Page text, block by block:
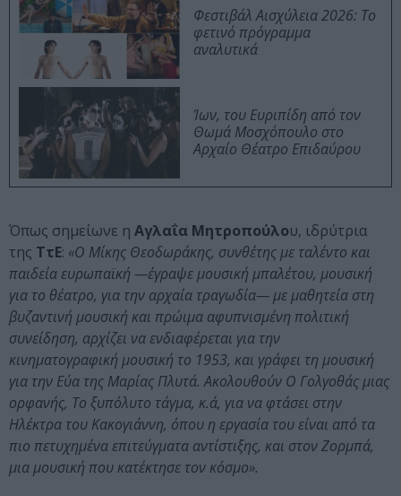
Φεστιβάλ Αισχύλεια 2026: Το
φετινό πρόγραμμα
αναλυτικά
Ίων, του Ευριπίδη από τον
Θωμά Μοσχόπουλο στο
Αρχαίο Θέατρο Επιδαύρου
Όπως σημείωνε η Αγλαΐα Μητροπούλου, ιδρύτρια
της ΤτΕ: «Ο Μίκης Θεοδωράκης, συνθέτης με ταλέντο και
παιδεία ευρωπαϊκή —έγραψε μουσική μπαλέτου, μουσική
για το θέατρο, για την αρχαία τραγωδία— με μαθητεία στη
βυζαντινή μουσική και πρώιμα αφυπνισμένη πολιτική
συνείδηση, αρχίζει να ενδιαφέρεται για την
κινηματογραφική μουσική το 1953, και γράφει τη μουσική
για την Εύα της Μαρίας Πλυτά. Ακολουθούν Ο Γολγοθάς μιας
ορφανής, Το ξυπόλυτο τάγμα, κ.ά, για να φτάσει στην
Ηλέκτρα του Κακογιάννη, όπου η εργασία του είναι από τα
πιο πετυχημένα επιτεύγματα αντίστιξης, και στον Ζορμπά,
μια μουσική που κατέκτησε τον κόσμο».